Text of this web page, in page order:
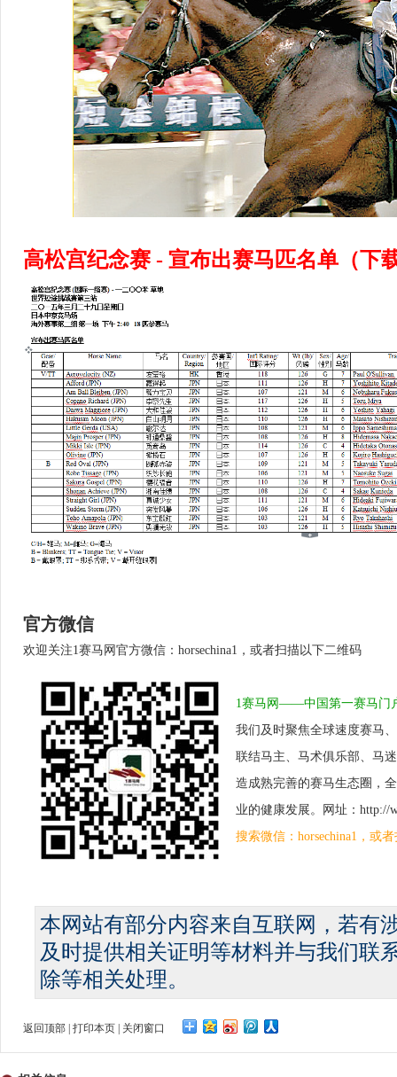
高松宫纪念赛 - 宣布出赛马匹名单（下
官方微信
欢迎关注1赛马网官方微信：horsechina1，或者扫描以下二维码
1赛马网——中国第一赛马门
我们及时聚焦全球速度赛马
联结马主、马术俱乐部、马
造成熟完善的赛马生态圈，
业的健康发展。网址：http://
搜索微信：horsechina1，或
本网站有部分内容来自互联网，若有
及时提供相关证明等材料并与我们联
除等相关处理。
返回顶部 打印本页 关闭窗口